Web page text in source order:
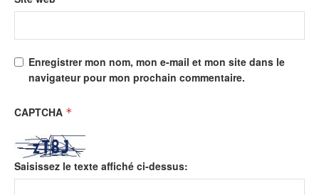
Enregistrer mon nom, mon e-mail et mon site dans le
navigateur pour mon prochain commentaire.
CAPTCHA *
Saisissez le texte affiché ci-dessus: